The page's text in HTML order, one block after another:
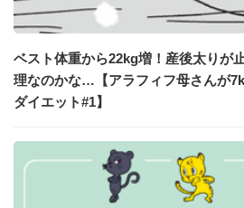
ベスト体重から22kg増！産後太りが
理なのかな…【アラフィフ母さんが
ダイエット#1】